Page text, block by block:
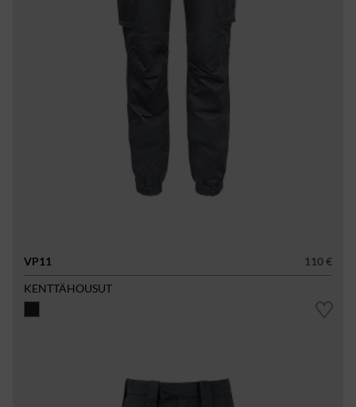
VP11
110 €
KENTTÄHOUSUT